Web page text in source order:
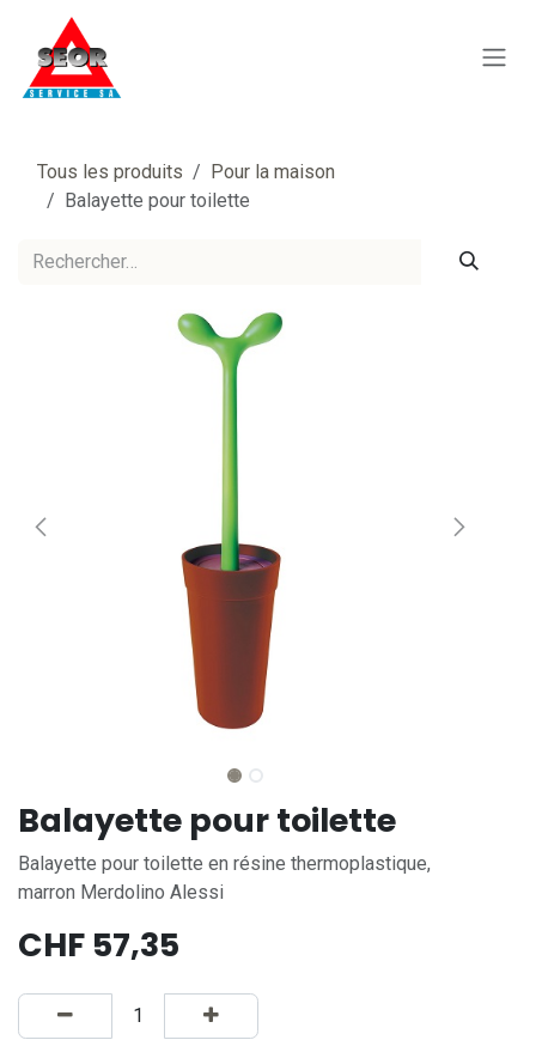
Se rendre au contenu
Tous les produits
Pour la maison
Balayette pour toilette
Balayette pour toilette
Balayette pour toilette en résine thermoplastique,
marron Merdolino Alessi
CHF 57,35